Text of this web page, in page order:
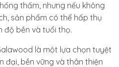
thấm, nhưng nếu không
sản phẩm có thể hấp thụ
độ bền và tuổi thọ.
là một lựa chọn tuyệt
đại, bền vững và thân thiện